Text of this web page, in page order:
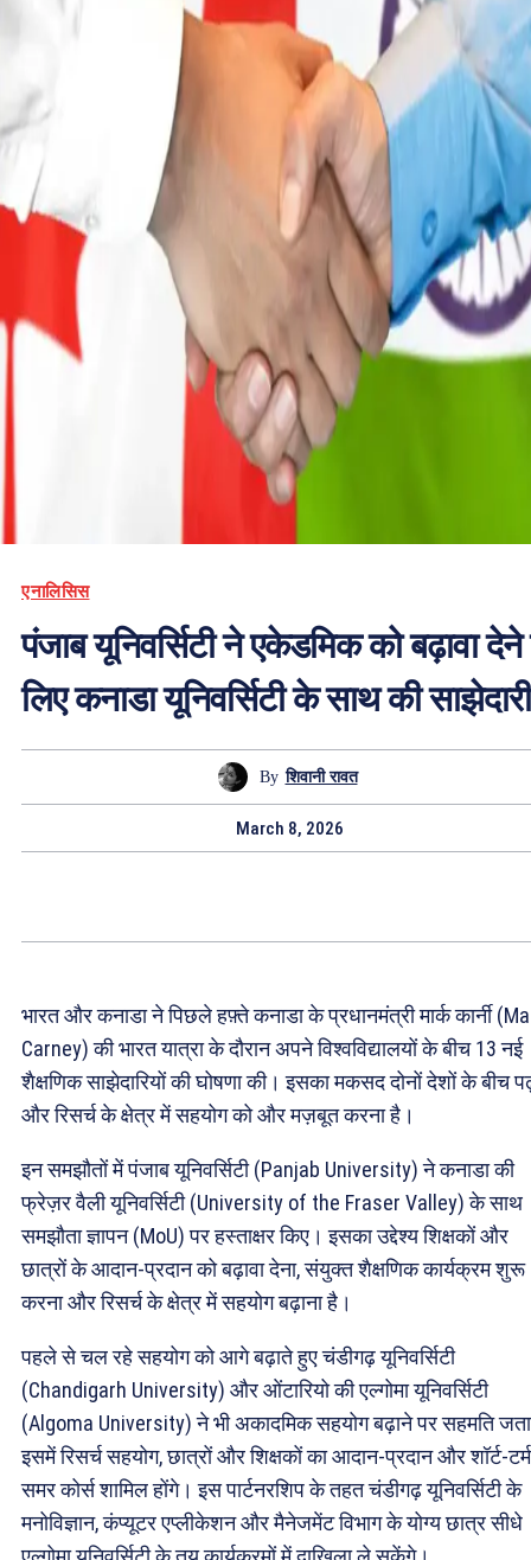
एनालिसिस
पंजाब यूनिवर्सिटी ने एकेडमिक को बढ़ावा
लिए कनाडा यूनिवर्सिटी के साथ की साझेदारी
By शिवानी रावत
March 8, 2026
भारत और कनाडा ने पिछले हफ़्ते कनाडा के प्रधानमंत्री मार्क कार्नी
Carney) की भारत यात्रा के दौरान अपने विश्वविद्यालयों के बीच 13 नई
शैक्षणिक साझेदारियों की घोषणा की। इसका मकसद दोनों देशों के बीच
और रिसर्च के क्षेत्र में सहयोग को और मज़बूत करना है।
इन समझौतों में पंजाब यूनिवर्सिटी (Panjab University) ने कनाडा की
फ्रेज़र वैली यूनिवर्सिटी (University of the Fraser Valley) के साथ
समझौता ज्ञापन (MoU) पर हस्ताक्षर किए। इसका उद्देश्य शिक्षकों और
छात्रों के आदान-प्रदान को बढ़ावा देना, संयुक्त शैक्षणिक कार्यक्रम शुरू
करना और रिसर्च के क्षेत्र में सहयोग बढ़ाना है।
पहले से चल रहे सहयोग को आगे बढ़ाते हुए चंडीगढ़ यूनिवर्सिटी
(Chandigarh University) और ओंटारियो की एल्गोमा यूनिवर्सिटी
(Algoma University) ने भी अकादमिक सहयोग बढ़ाने पर सहमति
इसमें रिसर्च सहयोग, छात्रों और शिक्षकों का आदान-प्रदान और शॉर्ट-
समर कोर्स शामिल होंगे। इस पार्टनरशिप के तहत चंडीगढ़ यूनिवर्सिटी के
मनोविज्ञान, कंप्यूटर एप्लीकेशन और मैनेजमेंट विभाग के योग्य छात्र सीधे